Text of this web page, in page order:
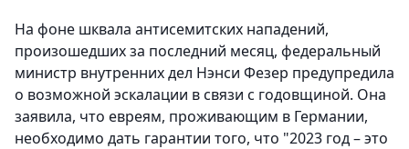
На фоне шквала антисемитских нападений,
произошедших за последний месяц, федеральный
министр внутренних дел Нэнси Фезер предупредила
о возможной эскалации в связи с годовщиной. Она
заявила, что евреям, проживающим в Германии,
необходимо дать гарантии того, что "2023 год – это